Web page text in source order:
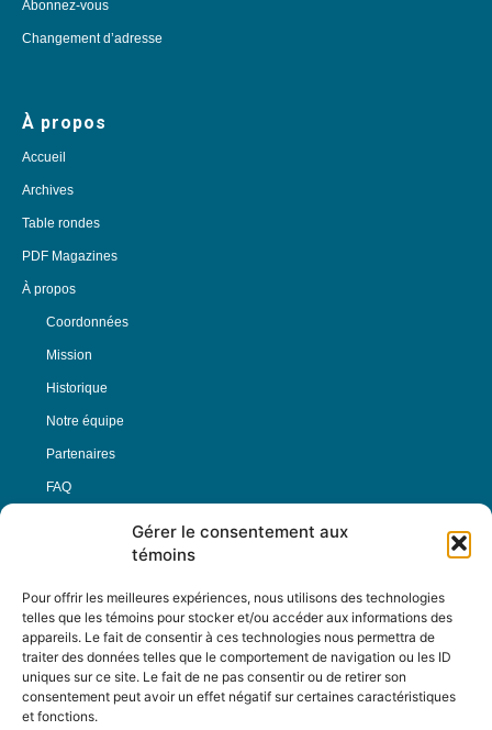
Gérer le consentement aux
témoins
Pour offrir les meilleures expériences, nous utilisons des technologies
telles que les témoins pour stocker et/ou accéder aux informations des
appareils. Le fait de consentir à ces technologies nous permettra de
traiter des données telles que le comportement de navigation ou les ID
uniques sur ce site. Le fait de ne pas consentir ou de retirer son
consentement peut avoir un effet négatif sur certaines caractéristiques
et fonctions.
Abonnez-vous
Changement d’adresse
À propos
Accueil
Archives
Table rondes
PDF Magazines
À propos
Coordonnées
Mission
Historique
Notre équipe
Partenaires
FAQ
Nous Suivre